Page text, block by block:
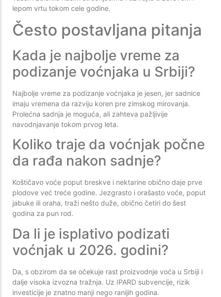
lepom vrtu tokom cele godine.
Često postavljana pitanja
Kada je najbolje vreme za
podizanje voćnjaka u Srbiji?
Najbolje vreme za podizanje voćnjaka je jesen, jer sadnice
imaju vremena da razviju koren pre zimskog mirovanja.
Prolećna sadnja je moguća, ali zahteva pažljivije
navodnjavanje tokom prvog leta.
Koliko traje da voćnjak počne
da rađa nakon sadnje?
Koštičavo voće poput breskve i nektarine obično daje prve
plodove već treće godine. Jezgrasto i orašasto voće, poput
jabuke ili oraha, traži nešto duže, obično četiri do šest
godina za pun rod.
Da li je isplativo podizati
voćnjak u 2026. godini?
Da, s obzirom da se očekuje rast proizvodnje voća u Srbiji i
dalje visoka izvozna tražnja. Uz IPARD subvencije, rizik
investicije je znatno manji nego ranijih godina.